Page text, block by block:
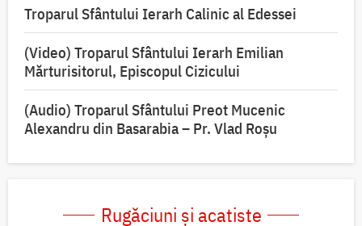
Troparul Sfântului Ierarh Calinic al Edessei
(Video) Troparul Sfântului Ierarh Emilian
Mărturisitorul, Episcopul Cizicului
(Audio) Troparul Sfântului Preot Mucenic
Alexandru din Basarabia – Pr. Vlad Roșu
Rugăciuni și acatiste